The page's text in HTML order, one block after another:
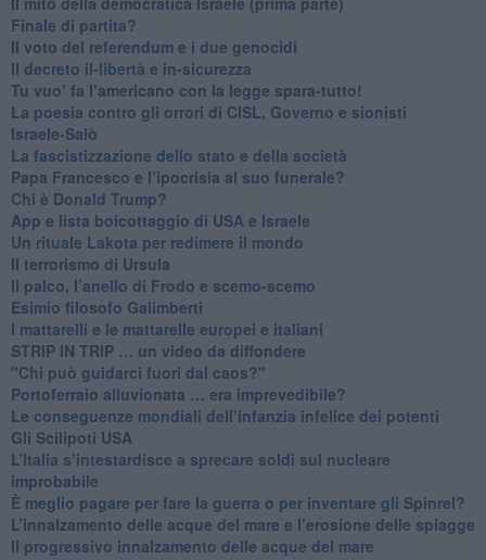
​Finale di partita?
​Il voto del referendum e i due genocidi
Il decreto il-libertà e in-sicurezza
Tu vuo’ fa l’americano con la legge spara-tutto!
La poesia contro gli orrori di CISL, Governo e sionisti
Israele-Salò
​La fascistizzazione dello stato e della società
Papa Francesco e l’ipocrisia al suo funerale?
​Chi è Donald Trump?
App e lista boicottaggio di USA e Israele
​Un rituale Lakota per redimere il mondo
Il terrorismo di Ursula
​Il palco, l’anello di Frodo e scemo-scemo
Esimio filosofo Galimberti
​I mattarelli e le mattarelle europei e italiani
​STRIP IN TRIP … un video da diffondere
"Chi può guidarci fuori dal caos?"
​Portoferraio alluvionata … era imprevedibile?
Le conseguenze mondiali dell’infanzia infelice dei potenti
​Gli Scilipoti USA
L’Italia s’intestardisce a sprecare soldi sul nucleare
improbabile
È meglio pagare per fare la guerra o per inventare gli Spinrel?
​L’innalzamento delle acque del mare e l’erosione delle spiagge
​Il progressivo innalzamento delle acque del mare